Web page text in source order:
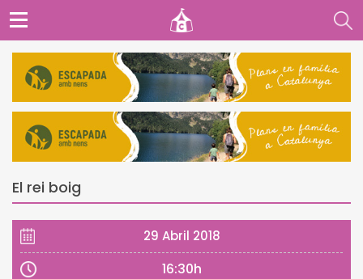
El rei boig
29 Abril 2018
16:30h